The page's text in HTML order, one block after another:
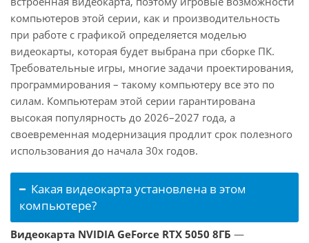
компьютеров этой серии, как и производительность
при работе с графикой определяется моделью
видеокарты, которая будет выбрана при сборке ПК.
Требовательные игры, многие задачи проектирования,
программирования – такому компьютеру все это по
силам. Компьютерам этой серии гарантирована
высокая популярность до 2026–2027 года, а
своевременная модернизация продлит срок полезного
использования до начала 30х годов.
Какая видеокарта установлена в этом
компьютере?
Видеокарта NVIDIA GeForce RTX 5050 8ГБ —